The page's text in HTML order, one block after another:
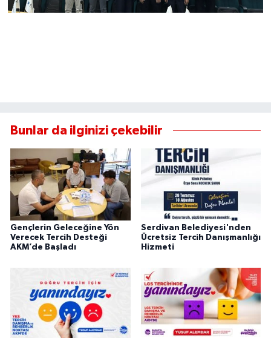
Bunlar da ilginizi çekebilir
Gençlerin Geleceğine Yön
Verecek Tercih Desteği
AKM’de Başladı
Serdivan Belediyesi'nden
Ücretsiz Tercih Danışmanlığı
Hizmeti